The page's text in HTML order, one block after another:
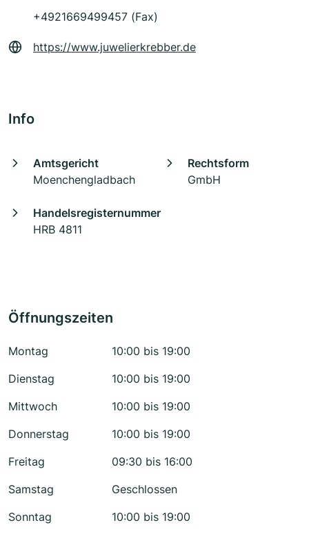
+4921669499457 (Fax)
https://www.juwelierkrebber.de
Info
Amtsgericht
Moenchengladbach
Rechtsform
GmbH
Handelsregisternummer
HRB 4811
Öffnungszeiten
Montag
10:00 bis 19:00
Dienstag
10:00 bis 19:00
Mittwoch
10:00 bis 19:00
Donnerstag
10:00 bis 19:00
Freitag
09:30 bis 16:00
Samstag
Geschlossen
Sonntag
10:00 bis 19:00